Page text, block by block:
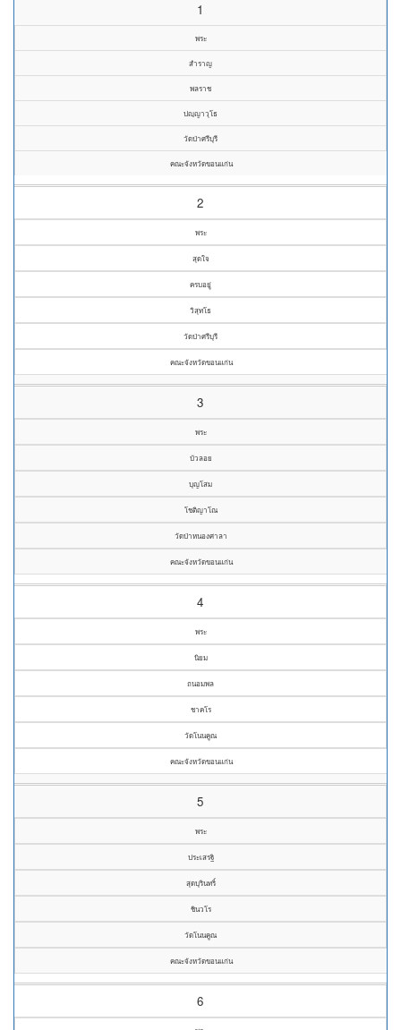
1
พระ
สำราญ
พลราช
ปญฺญาวุโธ
วัดป่าศรีบุรี
คณะจังหวัดขอนแก่น
2
พระ
สุดใจ
ครบอยู่
วิสุทโธ
วัดป่าศรีบุรี
คณะจังหวัดขอนแก่น
3
พระ
บัวลอย
บุญโสม
โชติญาโณ
วัดป่าหนองศาลา
คณะจังหวัดขอนแก่น
4
พระ
นิยม
ถนอมพล
ชาคโร
วัดโนนคูณ
คณะจังหวัดขอนแก่น
5
พระ
ประเสรฐิ
สุดบุรินทริ์
ชินวโร
วัดโนนคูณ
คณะจังหวัดขอนแก่น
6